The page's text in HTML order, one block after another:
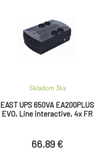
indikačná LED Špecifikácia
Kapacita / výkon 1000VA /
600W Vstupné napájanie 230V
AC, 50Hz (pracovný rozsah
EAST UPS 650VA EA200PLUS
EVO, Line interactive, 4x FR
Skladom 3ks
66.89 €